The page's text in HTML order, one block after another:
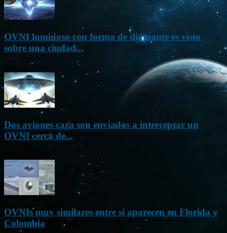
OVNI luminoso con forma de diamante es visto
sobre una ciudad...
Mar 31, 2024
Dos aviones caza son enviados a interceptar un
OVNI cerca de...
OVNIs muy similares entre sí aparecen en Florida y
Colombia